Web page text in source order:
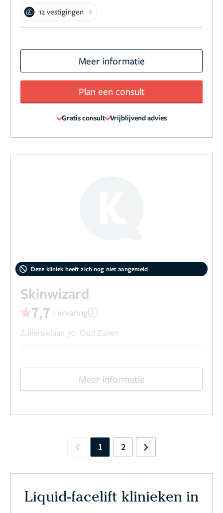
12 vestigingen
Meer informatie
Plan een consult
Gratis consult Vrijblijvend advies
Deze kliniek heeft zich nog niet aangemeld
Skinwizard
7,7 1 ervaring
Zuilenselaan 30, Oud Zuilen
Meer informatie
Previous
1 2 Next
Liquid-facelift klinieken in